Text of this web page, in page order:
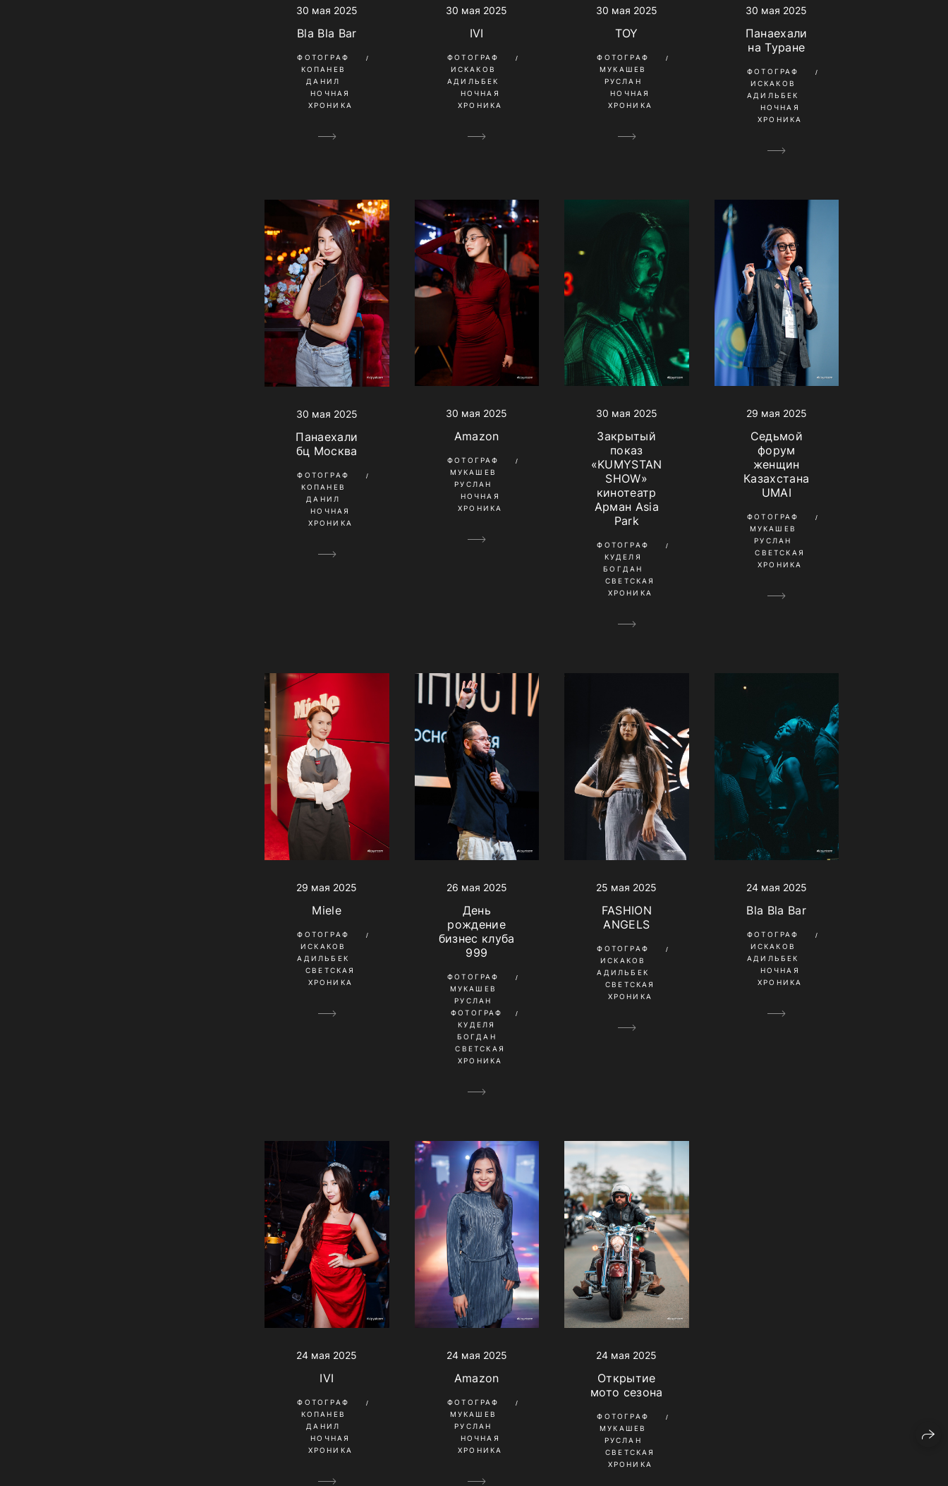
30 мая 2025
Bla Bla Bar
ФОТОГРАФ
КОПАНЕВ
ДАНИЛ
НОЧНАЯ
ХРОНИКА
30 мая 2025
IVI
ФОТОГРАФ
ИСКАКОВ
АДИЛЬБЕК
НОЧНАЯ
ХРОНИКА
30 мая 2025
TOY
ФОТОГРАФ
МУКАШЕВ
РУСЛАН
НОЧНАЯ
ХРОНИКА
30 мая 2025
Панаехали
на Туране
ФОТОГРАФ
ИСКАКОВ
АДИЛЬБЕК
НОЧНАЯ
ХРОНИКА
30 мая 2025
Панаехали
бц Москва
ФОТОГРАФ
КОПАНЕВ
ДАНИЛ
НОЧНАЯ
ХРОНИКА
30 мая 2025
Amazon
ФОТОГРАФ
МУКАШЕВ
РУСЛАН
НОЧНАЯ
ХРОНИКА
30 мая 2025
Закрытый
показ
«KUMYSTAN
SHOW»
кинотеатр
Арман Asia
Park
ФОТОГРАФ
КУДЕЛЯ
БОГДАН
СВЕТСКАЯ
ХРОНИКА
29 мая 2025
Седьмой
форум
женщин
Казахстана
UMAI
ФОТОГРАФ
МУКАШЕВ
РУСЛАН
СВЕТСКАЯ
ХРОНИКА
29 мая 2025
Miele
ФОТОГРАФ
ИСКАКОВ
АДИЛЬБЕК
СВЕТСКАЯ
ХРОНИКА
26 мая 2025
День
рождение
бизнес клуба
999
ФОТОГРАФ
МУКАШЕВ
РУСЛАН
ФОТОГРАФ
КУДЕЛЯ
БОГДАН
СВЕТСКАЯ
ХРОНИКА
25 мая 2025
FASHION
ANGELS
ФОТОГРАФ
ИСКАКОВ
АДИЛЬБЕК
СВЕТСКАЯ
ХРОНИКА
24 мая 2025
Bla Bla Bar
ФОТОГРАФ
ИСКАКОВ
АДИЛЬБЕК
НОЧНАЯ
ХРОНИКА
24 мая 2025
IVI
ФОТОГРАФ
КОПАНЕВ
ДАНИЛ
НОЧНАЯ
ХРОНИКА
24 мая 2025
Amazon
ФОТОГРАФ
МУКАШЕВ
РУСЛАН
НОЧНАЯ
ХРОНИКА
24 мая 2025
Открытие
мото сезона
ФОТОГРАФ
МУКАШЕВ
РУСЛАН
СВЕТСКАЯ
ХРОНИКА